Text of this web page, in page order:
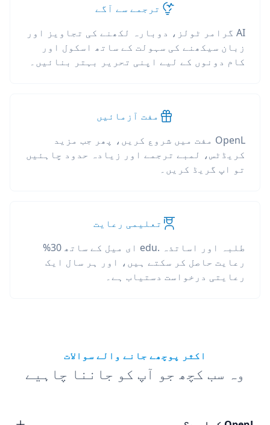
ترجمے سے آگے
AI گرامر ٹولز، دوبارہ لکھنے کی تجاویز اور
زبان سیکھنے کی سہولت کے ساتھ اسکول اور
کام دونوں کے لیے اپنی تحریر بہتر بنائیں۔
مفت آزمائیں
OpenL مفت میں شروع کریں، پھر جب مزید
کریڈٹس، لمبے ترجمے اور زیادہ حدود چاہئیں
تو اپ گریڈ کریں۔
تعلیمی رعایت
طلبہ اور اساتذہ .edu ای میل کے ساتھ 30%
رعایت حاصل کر سکتے ہیں، اور ہر سال ایک
رعایتی درخواست دستیاب ہے۔
اکثر پوچھے جانے والے سوالات
وہ سب کچھ جو آپ کو جاننا چاہیے